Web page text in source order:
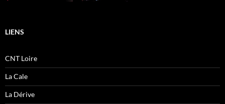
LIENS
CNT Loire
La Cale
La Dérive